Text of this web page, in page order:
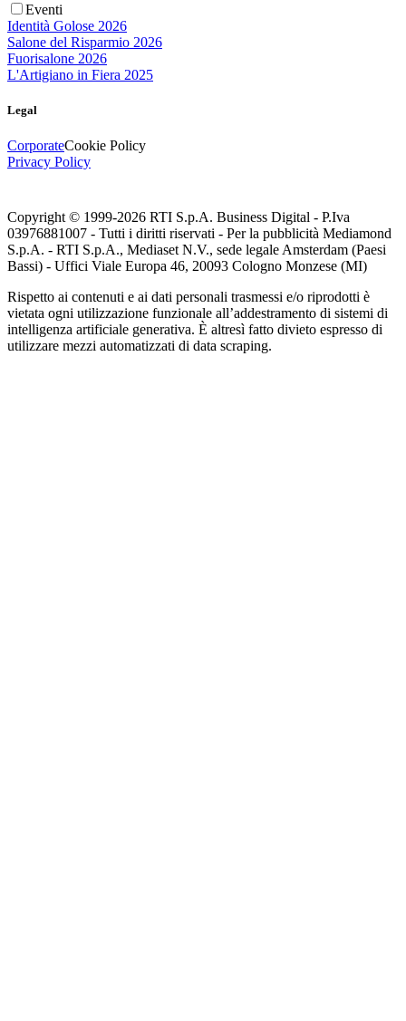
Eventi
Identità Golose 2026
Salone del Risparmio 2026
Fuorisalone 2026
L'Artigiano in Fiera 2025
Legal
CorporateCookie Policy
Privacy Policy
Copyright © 1999-2026 RTI S.p.A. Business Digital - P.Iva
03976881007 - Tutti i diritti riservati - Per la pubblicità Mediamond
S.p.A. - RTI S.p.A., Mediaset N.V., sede legale Amsterdam (Paesi
Bassi) - Uffici Viale Europa 46, 20093 Cologno Monzese (MI)
Rispetto ai contenuti e ai dati personali trasmessi e/o riprodotti è
vietata ogni utilizzazione funzionale all’addestramento di sistemi di
intelligenza artificiale generativa. È altresì fatto divieto espresso di
utilizzare mezzi automatizzati di data scraping.